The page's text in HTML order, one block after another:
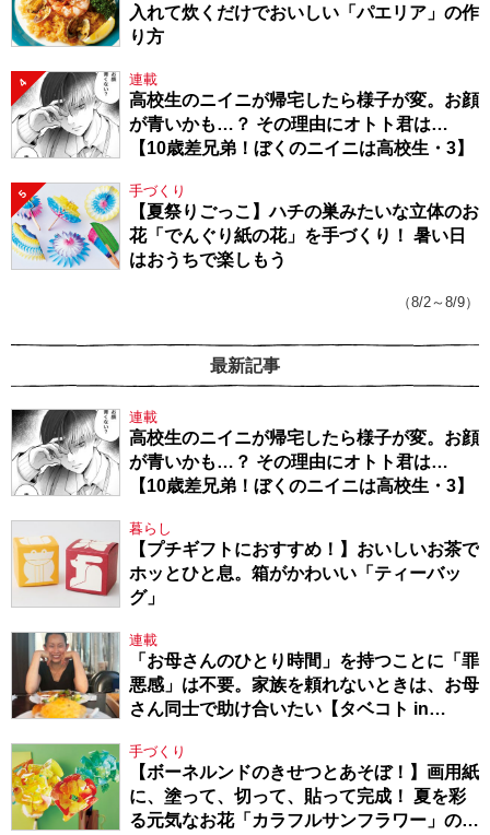
入れて炊くだけでおいしい「パエリア」の作
り方
4 連載
高校生のニイニが帰宅したら様子が変。お顔
が青いかも…？ その理由にオトト君は…
【10歳差兄弟！ぼくのニイニは高校生・3】
5 手づくり
【夏祭りごっこ】ハチの巣みたいな立体のお
花「でんぐり紙の花」を手づくり！ 暑い日
はおうちで楽しもう
（8/2～8/9）
最新記事
連載
高校生のニイニが帰宅したら様子が変。お顔
が青いかも…？ その理由にオトト君は…
【10歳差兄弟！ぼくのニイニは高校生・3】
暮らし
【プチギフトにおすすめ！】おいしいお茶で
ホッとひと息。箱がかわいい「ティーバッ
グ」
連載
「お母さんのひとり時間」を持つことに「罪
悪感」は不要。家族を頼れないときは、お母
さん同士で助け合いたい【タベコト in
手づくり
【ボーネルンドのきせつとあそぼ！】画用紙
に、塗って、切って、貼って完成！ 夏を彩
る元気なお花「カラフルサンフラワー」の作